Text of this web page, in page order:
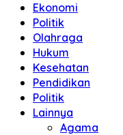
Ekonomi
Politik
Olahraga
Hukum
Kesehatan
Pendidikan
Politik
Lainnya
Agama